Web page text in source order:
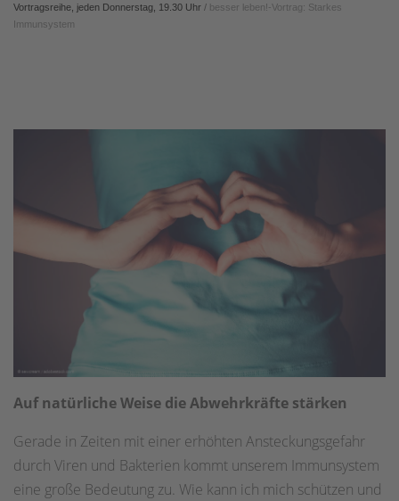
Vortragsreihe, jeden Donnerstag, 19.30 Uhr / besser leben!-Vortrag: Starkes
Immunsystem
Auf natürliche Weise die Abwehrkräfte stärken
Gerade in Zeiten mit einer erhöhten Ansteckungsgefahr
durch Viren und Bakterien kommt unserem Immunsystem
eine große Bedeutung zu. Wie kann ich mich schützen und